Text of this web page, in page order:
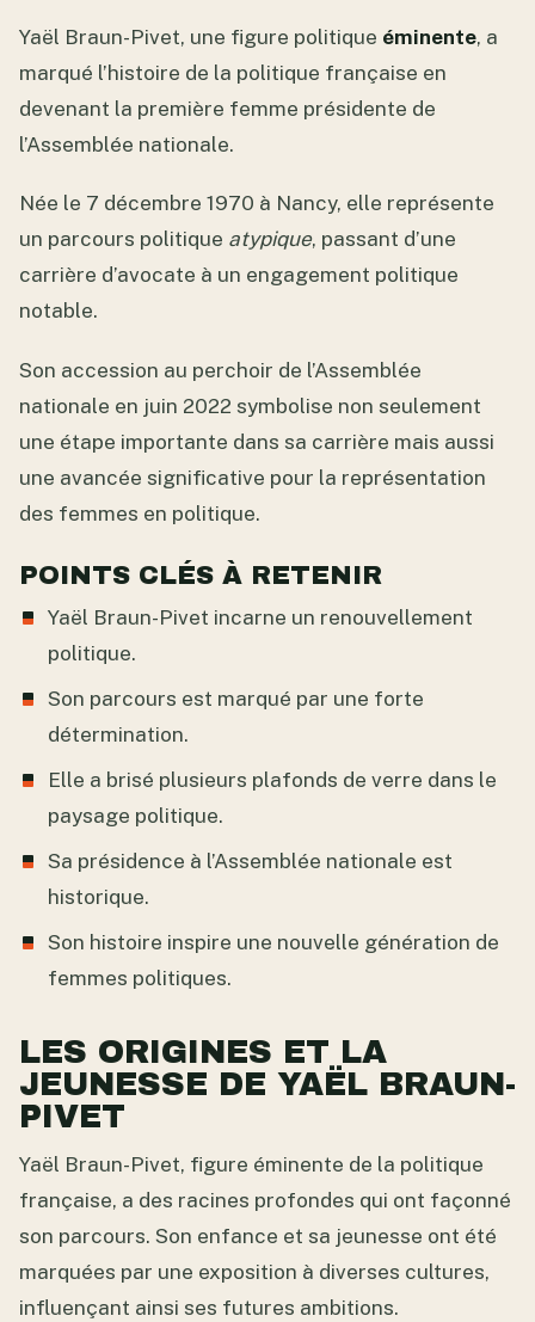
Yaël Braun-Pivet, une figure politique éminente, a
marqué l’histoire de la politique française en
devenant la première femme présidente de
l’Assemblée nationale.
Née le 7 décembre 1970 à Nancy, elle représente
un parcours politique atypique, passant d’une
carrière d’avocate à un engagement politique
notable.
Son accession au perchoir de l’Assemblée
nationale en juin 2022 symbolise non seulement
une étape importante dans sa carrière mais aussi
une avancée significative pour la représentation
des femmes en politique.
POINTS CLÉS À RETENIR
Yaël Braun-Pivet incarne un renouvellement
politique.
Son parcours est marqué par une forte
détermination.
Elle a brisé plusieurs plafonds de verre dans le
paysage politique.
Sa présidence à l’Assemblée nationale est
historique.
Son histoire inspire une nouvelle génération de
femmes politiques.
LES ORIGINES ET LA
JEUNESSE DE YAËL BRAUN-
PIVET
Yaël Braun-Pivet, figure éminente de la politique
française, a des racines profondes qui ont façonné
son parcours. Son enfance et sa jeunesse ont été
marquées par une exposition à diverses cultures,
influençant ainsi ses futures ambitions.